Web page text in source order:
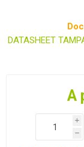
DATASHEET
A
i
h